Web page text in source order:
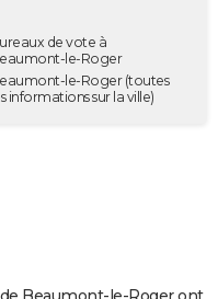
de vote à
le-Roger
le-Roger(toutes
informations sur la ville)